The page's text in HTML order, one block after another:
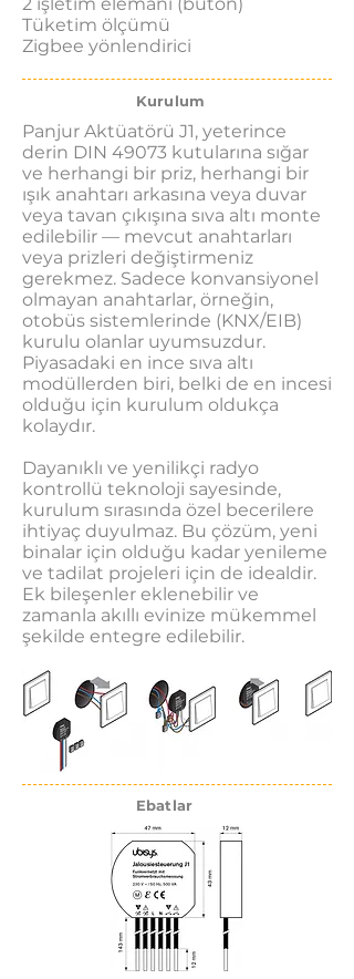
Tüketim ölçümü
Zigbee yönlendirici
Kurulum
Panjur Aktüatörü J1, yeterince
derin DIN 49073 kutularına sığar
ve herhangi bir priz, herhangi bir
ışık anahtarı arkasına veya duvar
veya tavan çıkışına sıva altı monte
edilebilir — mevcut anahtarları
veya prizleri değiştirmeniz
gerekmez. Sadece konvansiyonel
olmayan anahtarlar, örneğin,
otobüs sistemlerinde (KNX/EIB)
kurulu olanlar uyumsuzdur.
Piyasadaki en ince sıva altı
modüllerden biri, belki de en incesi
olduğu için kurulum oldukça
kolaydır.
Dayanıklı ve yenilikçi radyo
kontrollü teknoloji sayesinde,
kurulum sırasında özel becerilere
ihtiyaç duyulmaz. Bu çözüm, yeni
binalar için olduğu kadar yenileme
ve tadilat projeleri için de idealdir.
Ek bileşenler eklenebilir ve
zamanla akıllı evinize mükemmel
şekilde entegre edilebilir.
Ebatlar